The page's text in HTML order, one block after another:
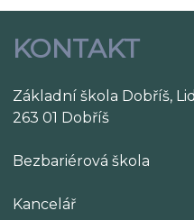
KONTAKT
Základní škola Dobříš,
263 01 Dobříš
Bezbariérová škola
Kancelář